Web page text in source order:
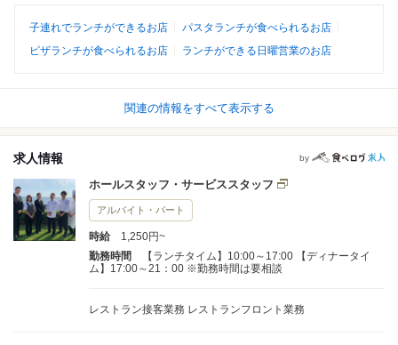
子連れでランチができるお店
パスタランチが食べられるお店
ピザランチが食べられるお店
ランチができる日曜営業のお店
関連の情報をすべて表示する
求人情報 by
ホールスタッフ・サービススタッフ
アルバイト・パート
時給
1,250円~
勤務時間
【ランチタイム】10:00～17:00 【ディナータイ
ム】17:00～21：00 ※勤務時間は要相談
レストラン接客業務 レストランフロント業務